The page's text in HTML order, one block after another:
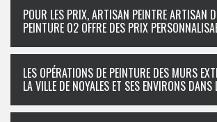
POUR LES PRIX, ARTISAN PEINTRE ARTISAN
PEINTURE 02 OFFRE DES PRIX
LES OPÉRATIONS DE PEINTURE DES MURS
LA VILLE DE NOYALES ET SES ENVIRONS